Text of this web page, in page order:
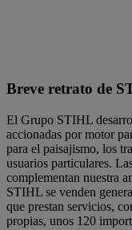
Breve retrato de
El Grupo STIHL
accionadas por motor
para el paisajismo, los
usuarios particulares.
complementan nuestra
STIHL se venden
que prestan servicios,
propias, unos 120